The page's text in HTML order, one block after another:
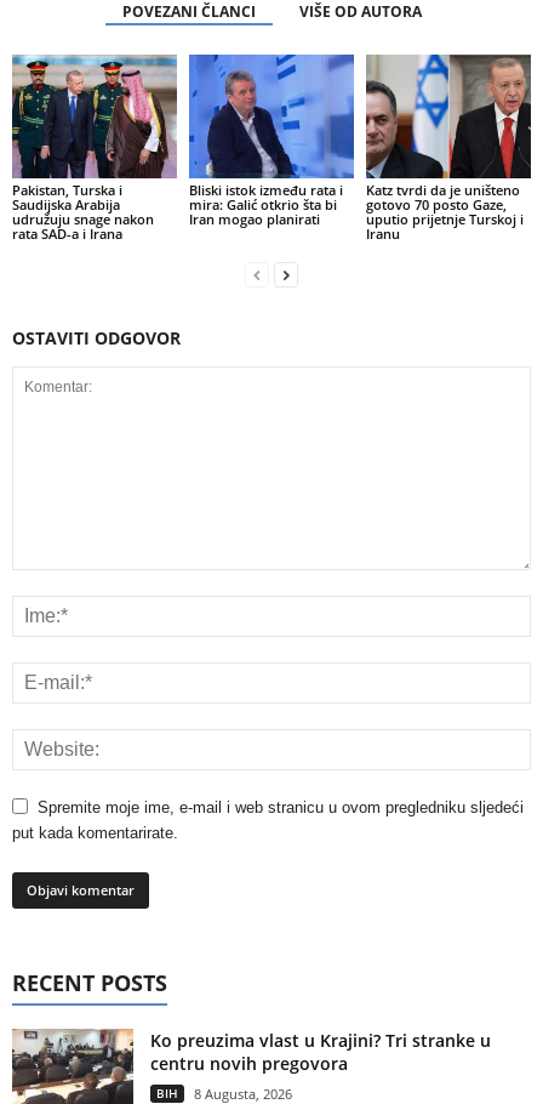
POVEZANI ČLANCI VIŠE OD AUTORA
Pakistan, Turska i
Saudijska Arabija
udružuju snage nakon
rata SAD-a i Irana
Bliski istok između rata i
mira: Galić otkrio šta bi
Iran mogao planirati
Katz tvrdi da je uništeno
gotovo 70 posto Gaze,
uputio prijetnje Turskoj i
Iranu
OSTAVITI ODGOVOR
Spremite moje ime, e-mail i web stranicu u ovom pregledniku sljedeći
put kada komentarirate.
RECENT POSTS
Ko preuzima vlast u Krajini? Tri stranke u
centru novih pregovora
BIH 8 Augusta, 2026